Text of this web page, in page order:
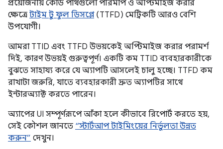
প্রয়োজনীয় কোড পাথগুলো পরিমাপ ও অপ্টিমাইজ করার
ক্ষেত্রে টাইম টু ফুল ডিসপ্লে(TTFD) মেট্রিকটি আরও বেশি
উপযোগী।
আমরা TTID এবং TTFD উভয়কেই অপ্টিমাইজ করার পরামর্শ
দিই, কারণ উভয়ই গুরুত্বপূর্ণ। একটি কম TTID ব্যবহারকারীকে
বুঝতে সাহায্য করে যে অ্যাপটি আসলেই চালু হচ্ছে। TTFD কম
রাখাটা জরুরি, যাতে ব্যবহারকারী দ্রুত অ্যাপটির সাথে
ইন্টারঅ্যাক্ট করতে পারেন।
অ্যাপের UI সম্পূর্ণরূপে আঁকা হলে কীভাবে রিপোর্ট করতে হয়,
সেই কৌশল জানতে “স্টার্টআপ টাইমিংয়ের নির্ভুলতা উন্নত
করুন” দেখুন।